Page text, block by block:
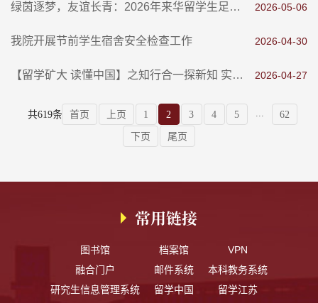
绿茵逐梦，友谊长青：2026年来华留学生足球友谊赛圆满落幕 2026-05-06
我院开展节前学生宿舍安全检查工作 2026-04-30
【留学矿大 读懂中国】之知行合一探新知 实践赋能促成长 2026-04-27
共619条 首页 上页 1 2 3 4 5 ... 62
下页 尾页
常用链接
图书馆
融合门户
研究生信息管理系统
档案馆
邮件系统
留学中国
VPN
本科教务系统
留学江苏